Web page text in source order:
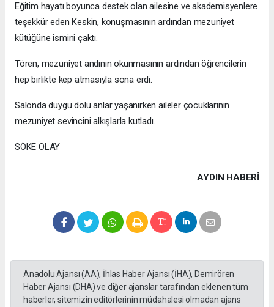
Eğitim hayatı boyunca destek olan ailesine ve akademisyenlere
teşekkür eden Keskin, konuşmasının ardından mezuniyet
kütüğüne ismini çaktı.
Tören, mezuniyet andının okunmasının ardından öğrencilerin
hep birlikte kep atmasıyla sona erdi.
Salonda duygu dolu anlar yaşanırken aileler çocuklarının
mezuniyet sevincini alkışlarla kutladı.
SÖKE OLAY
AYDIN HABERİ
Anadolu Ajansı (AA), İhlas Haber Ajansı (İHA), Demirören
Haber Ajansı (DHA) ve diğer ajanslar tarafından eklenen tüm
haberler, sitemizin editörlerinin müdahalesi olmadan ajans